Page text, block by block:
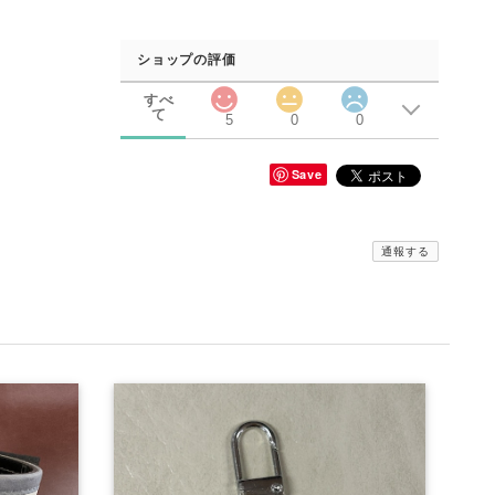
ショップの評価
すべ
て
5 0 0
Save
通報する